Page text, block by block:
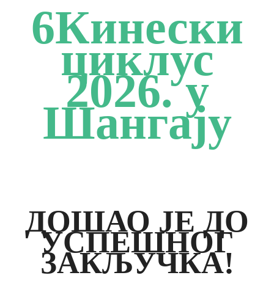
6Кинески
циклус
2026. у
Шангају
ДОШАО ЈЕ ДО
УСПЕШНОГ
ЗАКЉУЧКА!